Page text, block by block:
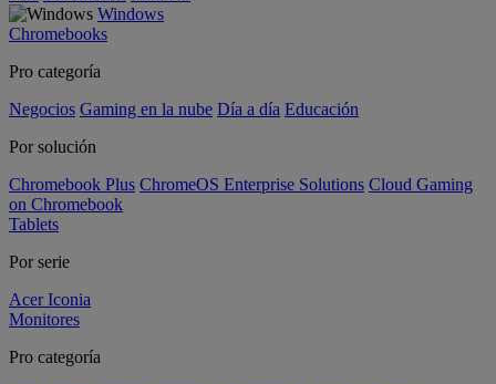
Windows
Chromebooks
Pro categoría
Negocios Gaming en la nube Día a día Educación
Por solución
Chromebook Plus ChromeOS Enterprise Solutions Cloud Gaming
on Chromebook
Tablets
Por serie
Acer Iconia
Monitores
Pro categoría